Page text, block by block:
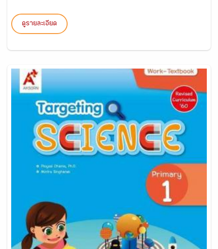
ดูรายละเอียด